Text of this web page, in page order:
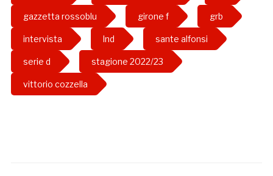
gazzetta rossoblu girone f grb
intervista lnd sante alfonsi
serie d stagione 2022/23
vittorio cozzella